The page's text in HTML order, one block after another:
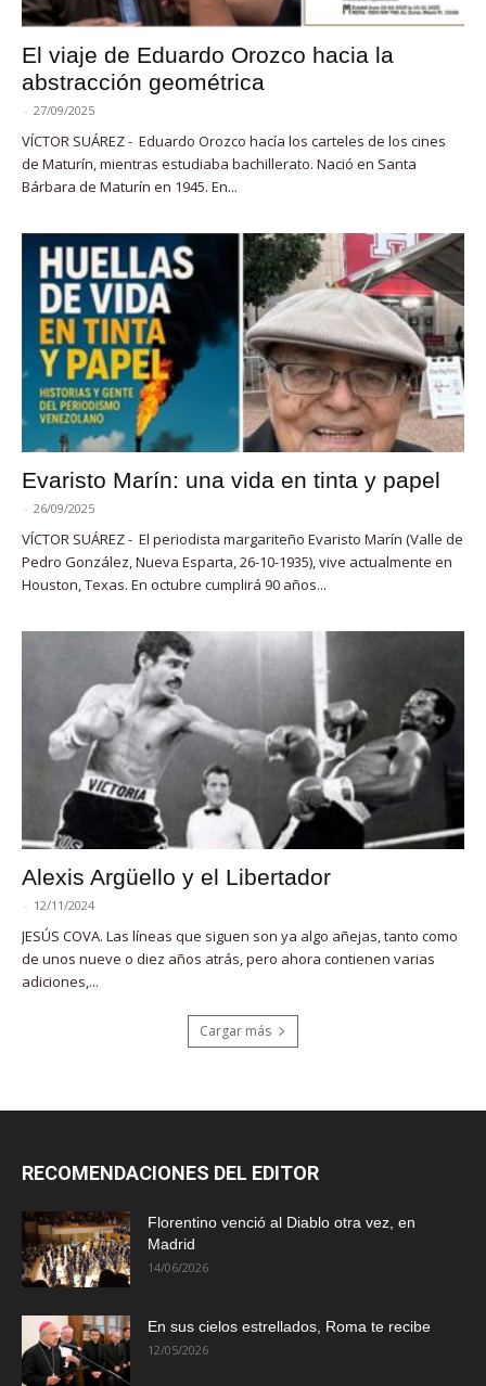
El viaje de Eduardo Orozco hacia la
abstracción geométrica
- 27/09/2025
VÍCTOR SUÁREZ - Eduardo Orozco hacía los carteles de los cines
de Maturín, mientras estudiaba bachillerato. Nació en Santa
Bárbara de Maturín en 1945. En...
Evaristo Marín: una vida en tinta y papel
- 26/09/2025
VÍCTOR SUÁREZ - El periodista margariteño Evaristo Marín (Valle de
Pedro González, Nueva Esparta, 26-10-1935), vive actualmente en
Houston, Texas. En octubre cumplirá 90 años...
Alexis Argüello y el Libertador
- 12/11/2024
JESÚS COVA. Las líneas que siguen son ya algo añejas, tanto como
de unos nueve o diez años atrás, pero ahora contienen varias
adiciones,...
Cargar más
RECOMENDACIONES DEL EDITOR
Florentino venció al Diablo otra vez, en
Madrid
14/06/2026
En sus cielos estrellados, Roma te recibe
12/05/2026